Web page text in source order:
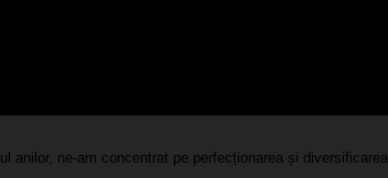
ne-am concentrat pe perfecționarea și